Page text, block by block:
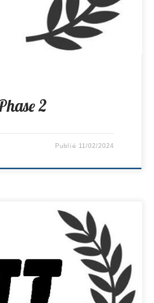
2
Publié 11/02/2024
St Colomban D2-> St
4–6 Machecoul